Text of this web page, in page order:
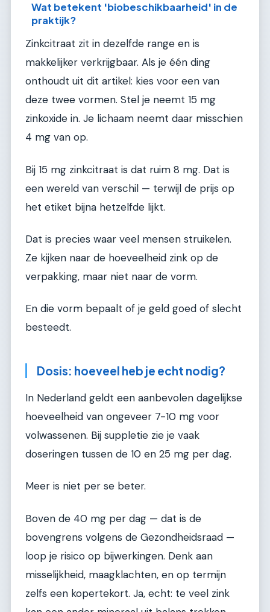
Wat betekent 'biobeschikbaarheid' in de
praktijk?
Zinkcitraat zit in dezelfde range en is
makkelijker verkrijgbaar. Als je één ding
onthoudt uit dit artikel: kies voor een van
deze twee vormen. Stel je neemt 15 mg
zinkoxide in. Je lichaam neemt daar misschien
4 mg van op.
Bij 15 mg zinkcitraat is dat ruim 8 mg. Dat is
een wereld van verschil — terwijl de prijs op
het etiket bijna hetzelfde lijkt.
Dat is precies waar veel mensen struikelen.
Ze kijken naar de hoeveelheid zink op de
verpakking, maar niet naar de vorm.
En die vorm bepaalt of je geld goed of slecht
besteedt.
Dosis: hoeveel heb je echt nodig?
In Nederland geldt een aanbevolen dagelijkse
hoeveelheid van ongeveer 7-10 mg voor
volwassenen. Bij suppletie zie je vaak
doseringen tussen de 10 en 25 mg per dag.
Meer is niet per se beter.
Boven de 40 mg per dag — dat is de
bovengrens volgens de Gezondheidsraad —
loop je risico op bijwerkingen. Denk aan
misselijkheid, maagklachten, en op termijn
zelfs een kopertekort. Ja, echt: te veel zink